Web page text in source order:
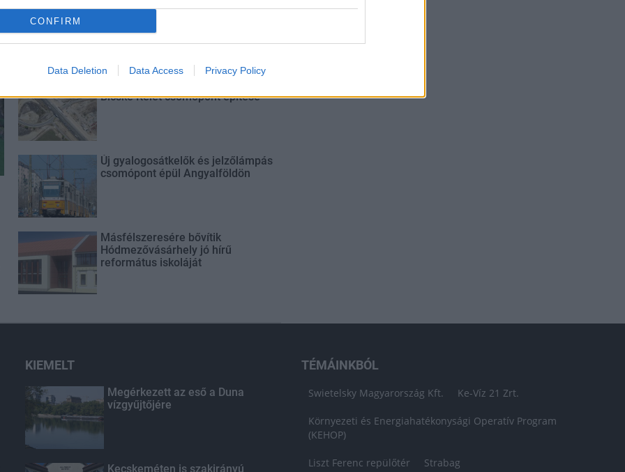
CONFIRM
Data Deletion Data Access Privacy Policy
Történelmi táj, amelynek minden
Angolkert
Bicske Kelet csomópont építése
Új gyalogosátkelők és jelzőlámpás
csomópont épül Angyalföldön
Másfélszeresére bővítik
Hódmezővásárhely jó hírű
református iskoláját
KIEMELT
Megérkezett az eső a Duna
vízgyűjtőjére
Kecskeméten is szakirányú
TÉMÁINKBÓL
Swietelsky Magyarország Kft. Ke-Víz 21 Zrt.
Környezeti és Energiahatékonysági Operatív Program
(KEHOP)
Liszt Ferenc repülőtér Strabag